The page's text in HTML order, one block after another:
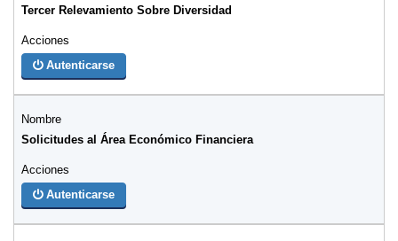
Tercer Relevamiento Sobre Diversidad
Autenticarse
Solicitudes al Área Económico Financiera
Autenticarse